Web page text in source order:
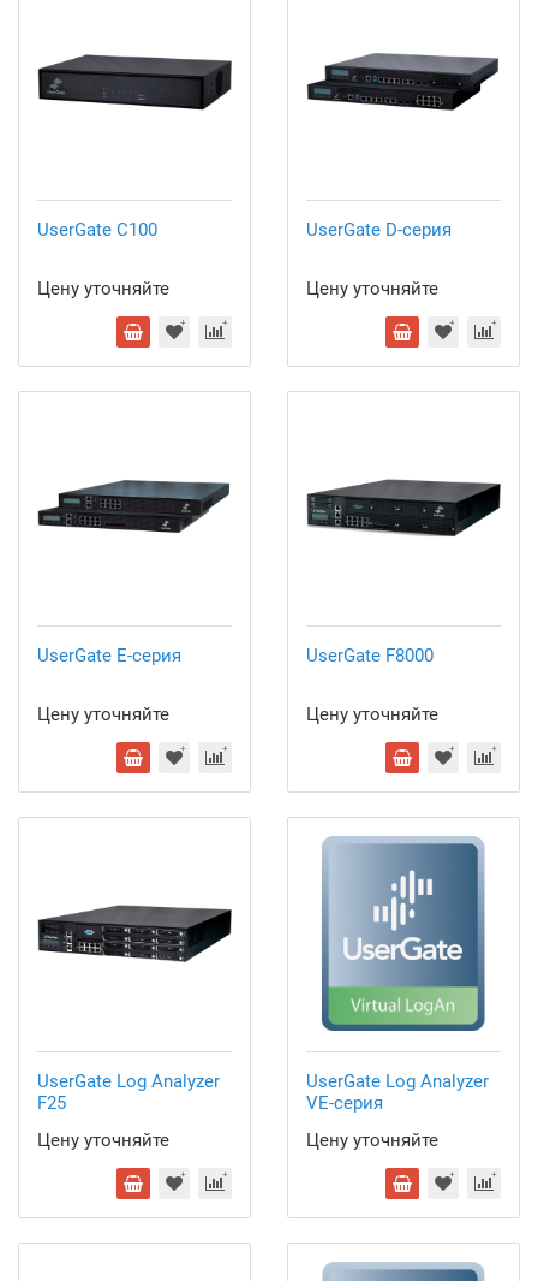
UserGate C100
Цену уточняйте
UserGate D-серия
Цену уточняйте
UserGate E-серия
Цену уточняйте
UserGate F8000
Цену уточняйте
UserGate Log Analyzer
F25
Цену уточняйте
UserGate Log Analyzer
VE-серия
Цену уточняйте